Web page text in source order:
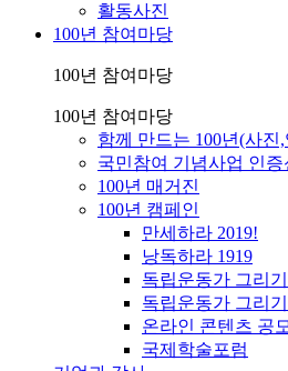
활동사진
100년 참여마당
100년 참여마당
100년 참여마당
함께 만드는 100년(사진
국민참여 기념사업 인증
100년 매거진
100년 캠페인
만세하라 2019!
낭독하라 1919
독립운동가 그리
독립운동가 그리
온라인 콘텐츠 공
국제학술포럼